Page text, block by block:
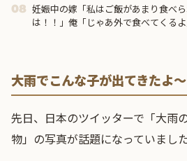
08 妊娠中の嫁「私はご飯があまり食べ
は！！」俺「じゃあ外で食べてくる
大雨でこんな子が出てきたよ〜
先日、日本のツイッターで「大雨
物」の写真が話題になっていました